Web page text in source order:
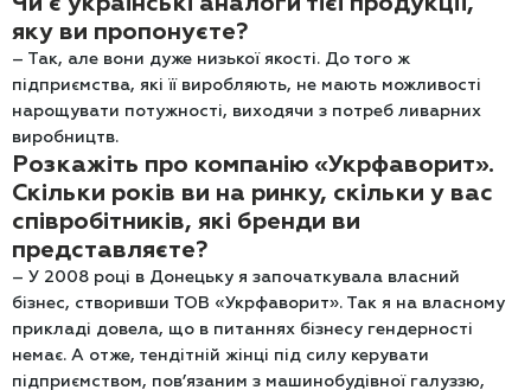
яку ви пропонуєте?
– Так, але вони дуже низької якості. До того ж
підприємства, які її виробляють, не мають можливості
нарощувати потужності, виходячи з потреб ливарних
виробництв.
Розкажіть про компанію «Укрфаворит».
Скільки років ви на ринку, скільки у вас
співробітників, які бренди ви
представляєте?
– У 2008 році в Донецьку я започаткувала власний
бізнес, створивши ТОВ «Укрфаворит». Так я на власному
прикладі довела, що в питаннях бізнесу гендерності
немає. А отже, тендітній жінці під силу керувати
підприємством, пов’язаним з машинобудівної галуззю,